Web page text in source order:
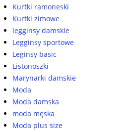
Kurtki ramoneski
Kurtki zimowe
legginsy damskie
Legginsy sportowe
Leginsy basic
Listonoszki
Marynarki damskie
Moda
Moda damska
moda męska
Moda plus size